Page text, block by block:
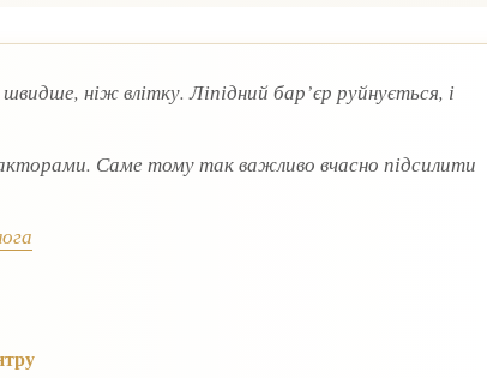
ніж влітку. Ліпідний бар’єр руйнується, і
Саме тому так важливо вчасно підсилити